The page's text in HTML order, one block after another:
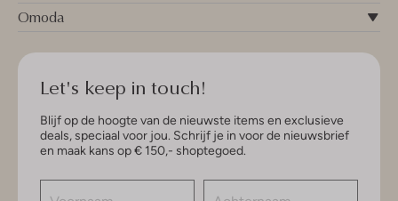
Omoda
Let's keep in touch!
Blijf op de hoogte van de nieuwste items en exclusieve
deals, speciaal voor jou. Schrijf je in voor de nieuwsbrief
en maak kans op € 150,- shoptegoed.